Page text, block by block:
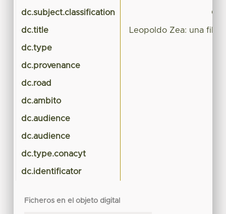
dc.subject.classification
dc.title Leopoldo Zea: una
dc.type
dc.provenance
dc.road
dc.ambito
dc.audience
dc.audience
dc.type.conacyt
dc.identificator
Ficheros en el objeto digital